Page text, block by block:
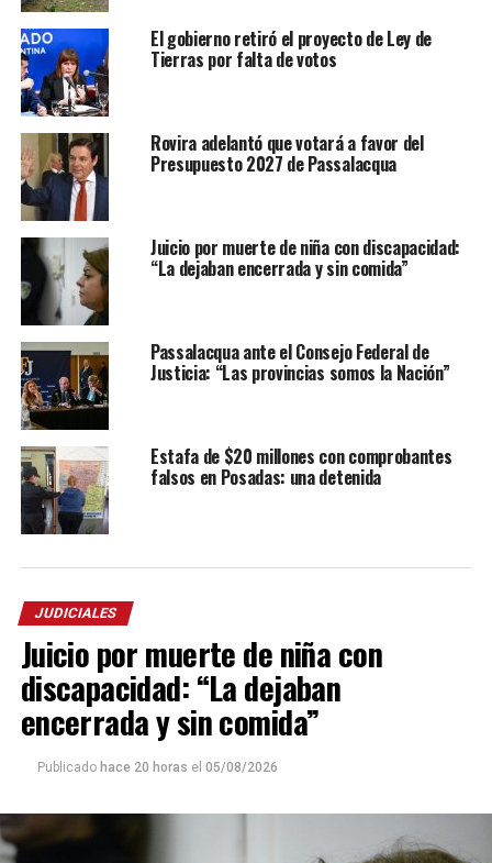
El gobierno retiró el proyecto de Ley de
Tierras por falta de votos
Rovira adelantó que votará a favor del
Presupuesto 2027 de Passalacqua
Juicio por muerte de niña con discapacidad:
“La dejaban encerrada y sin comida”
Passalacqua ante el Consejo Federal de
Justicia: “Las provincias somos la Nación”
Estafa de $20 millones con comprobantes
falsos en Posadas: una detenida
JUDICIALES
Juicio por muerte de niña con
discapacidad: “La dejaban
encerrada y sin comida”
Publicado hace 20 horas el 05/08/2026